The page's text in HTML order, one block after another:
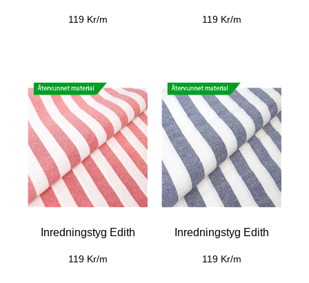
119 Kr/m 119 Kr/m
Inredningstyg Edith
119 Kr/m
Inredningstyg Edith
119 Kr/m